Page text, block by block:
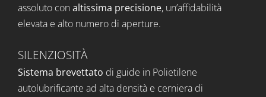
assoluto con altissima precisione, un’affidabilità
elevata e alto numero di aperture.
SILENZIOSITÀ
Sistema brevettato di guide in Polietilene
autolubrificante ad alta densità e cerniera di